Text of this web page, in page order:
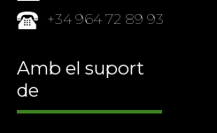
+34 964 72 89 93
Amb el suport
de